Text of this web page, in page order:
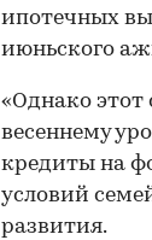
ипотечных
июньского
«Однако
весеннему
кредиты на
условий
развития.